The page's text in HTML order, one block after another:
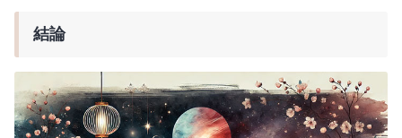
結論